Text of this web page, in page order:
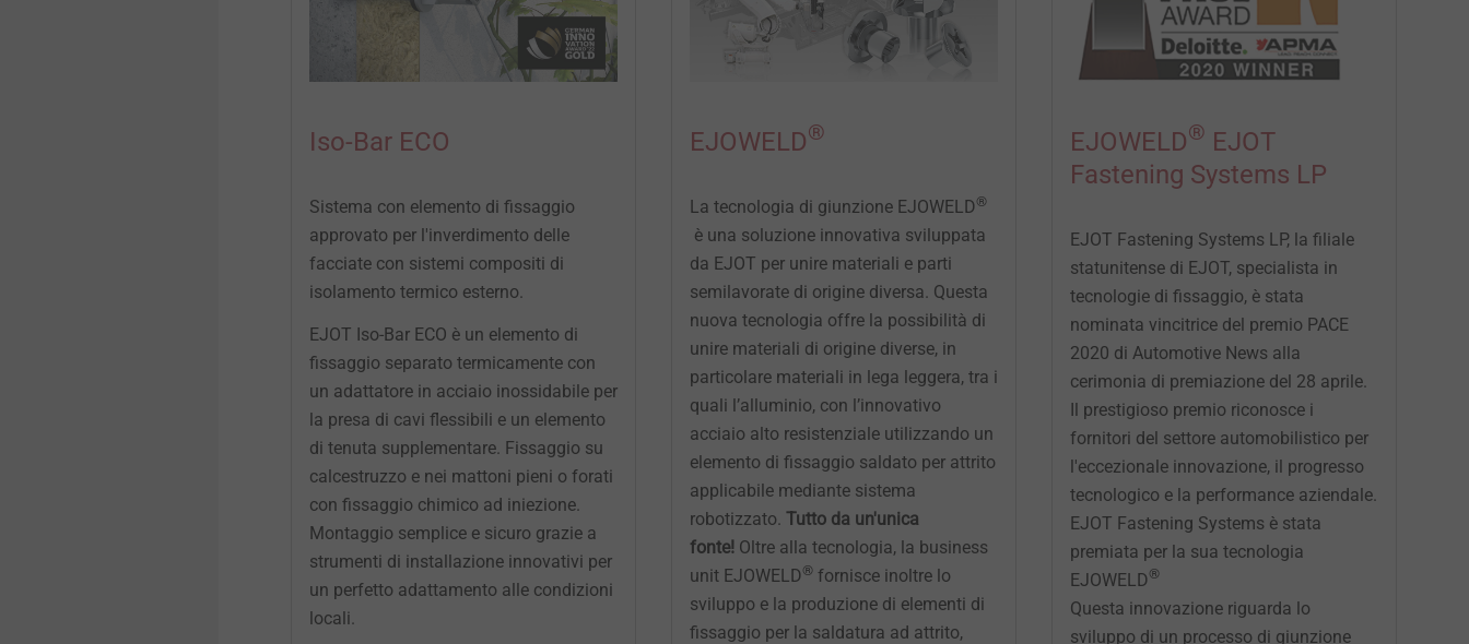
Iso-Bar ECO
Sistema con elemento di fissaggio
approvato per l'inverdimento delle
facciate con sistemi compositi di
isolamento termico esterno.
EJOT Iso-Bar ECO è un elemento di
fissaggio separato termicamente con
un adattatore in acciaio inossidabile per
la presa di cavi flessibili e un elemento
di tenuta supplementare. Fissaggio su
calcestruzzo e nei mattoni pieni o forati
con fissaggio chimico ad iniezione.
Montaggio semplice e sicuro grazie a
strumenti di installazione innovativi per
un perfetto adattamento alle condizioni
locali.
EJOWELD®
La tecnologia di giunzione EJOWELD®
è una soluzione innovativa sviluppata
da EJOT per unire materiali e parti
semilavorate di origine diversa. Questa
nuova tecnologia offre la possibilità di
unire materiali di origine diverse, in
particolare materiali in lega leggera, tra i
quali l’alluminio, con l’innovativo
acciaio alto resistenziale utilizzando un
elemento di fissaggio saldato per attrito
applicabile mediante sistema
robotizzato. Tutto da un'unica
fonte! Oltre alla tecnologia, la business
unit EJOWELD®fornisce inoltre lo
sviluppo e la produzione di elementi di
fissaggio per la saldatura ad attrito,
EJOWELD® EJOT
Fastening Systems LP
EJOT Fastening Systems LP, la filiale
statunitense di EJOT, specialista in
tecnologie di fissaggio, è stata
nominata vincitrice del premio PACE
2020 di Automotive News alla
cerimonia di premiazione del 28 aprile.
Il prestigioso premio riconosce i
fornitori del settore automobilistico per
l'eccezionale innovazione, il progresso
tecnologico e la performance aziendale.
EJOT Fastening Systems è stata
premiata per la sua tecnologia
EJOWELD®
Questa innovazione riguarda lo
sviluppo di un processo di giunzione